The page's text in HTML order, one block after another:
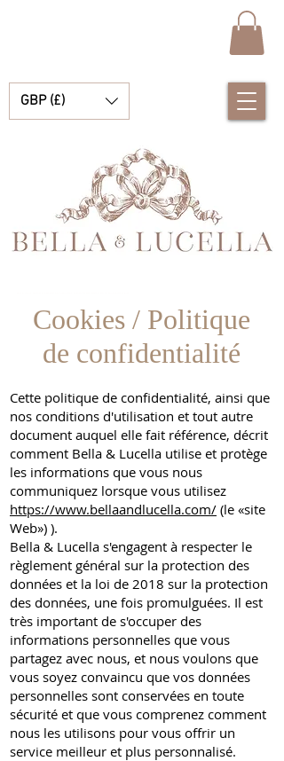
GBP (£)
Cookies / Politique
de confidentialité
Cette politique de confidentialité, ainsi que
nos conditions d'utilisation et tout autre
document auquel elle fait référence, décrit
comment Bella & Lucella utilise et protège
les informations que vous nous
communiquez lorsque vous utilisez
https://www.bellaandlucella.com/ (le «site
Web») ).
Bella & Lucella s'engagent à respecter le
règlement général sur la protection des
données et la loi de 2018 sur la protection
des données, une fois promulguées. Il est
très important de s'occuper des
informations personnelles que vous
partagez avec nous, et nous voulons que
vous soyez convaincu que vos données
personnelles sont conservées en toute
sécurité et que vous comprenez comment
nous les utilisons pour vous offrir un
service meilleur et plus personnalisé.